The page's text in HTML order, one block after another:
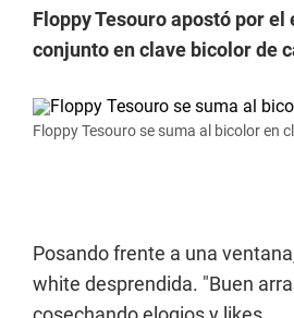
Floppy Tesouro apostó por
conjunto en clave bicolor de
Floppy Tesouro se suma al bicolor en
Posando frente a una
white desprendida. "Buen